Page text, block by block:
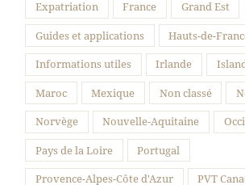
Expatriation France Grand Est
Guides et applications Hauts-de-
Informations utiles Irlande
Maroc Mexique Non classé
Norvège Nouvelle-Aquitaine
Pays de la Loire Portugal
Provence-Alpes-Côte d'Azur PVT